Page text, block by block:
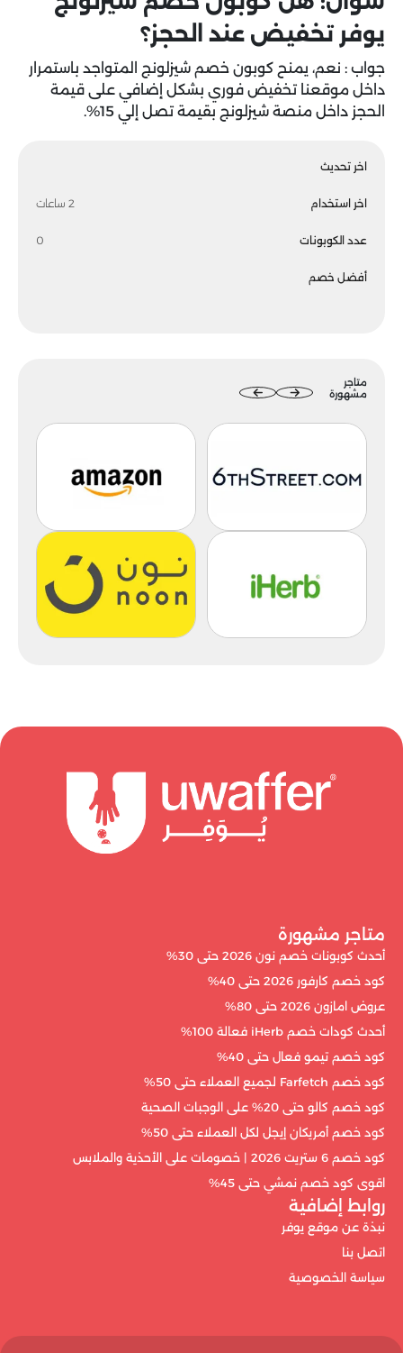
اخر تحديث
اخر استخدام 2 ساعات
عدد الكوبونات 0
أفضل خصم
متاجر
مشهورة
يوفر تخفيض عند الحجز؟
جواب : نعم، يمنح كوبون خصم شيزلونج المتواجد باستمرار
داخل موقعنا تخفيض فوري بشكل إضافي على قيمة
الحجز داخل منصة شيزلونج بقيمة تصل إلي 15%.
متاجر مشهورة
أحدث كوبونات خصم نون 2026 حتى 30%
كود خصم كارفور 2026 حتى 40%
عروض امازون 2026 حتى 80%
أحدث كودات خصم iHerb فعالة 100%
كود خصم تيمو فعال حتى 40%
كود خصم Farfetch لجميع العملاء حتى 50%
كود خصم كالو حتى 20% على الوجبات الصحية
كود خصم أمريكان إيجل لكل العملاء حتى 50%
كود خصم 6 ستريت 2026 | خصومات على الأحذية والملابس
اقوى كود خصم نمشي حتى 45%
روابط إضافية
نبذة عن موقع يوفر
اتصل بنا
سياسة الخصوصية